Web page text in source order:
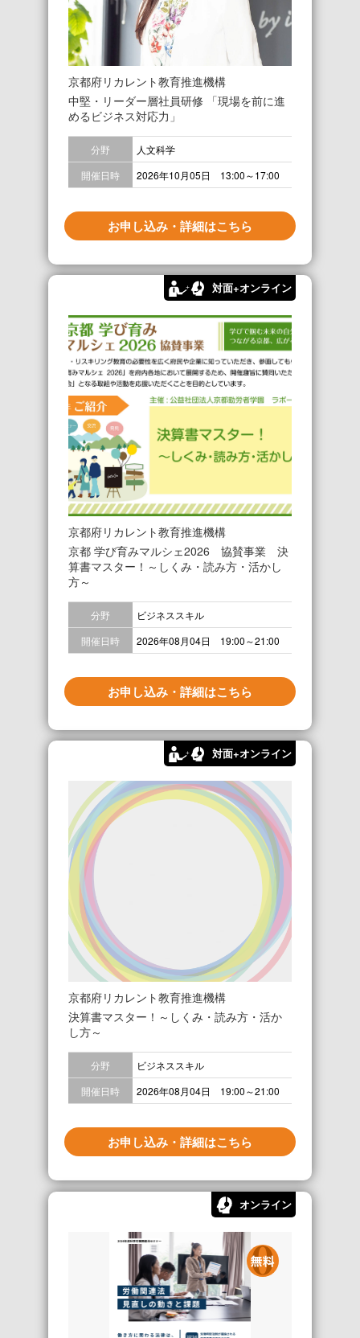
京都府リカレント教育推進機構
中堅・リーダー層社員研修 「現場を前に進
めるビジネス対応力」
分野
人文科学
開催日時
2026年10月05日 13:00～17:00
お申し込み・詳細はこちら
対面+オンライン
京都府リカレント教育推進機構
京都 学び育みマルシェ2026 協賛事業 決
算書マスター！～しくみ・読み方・活かし
方～
分野
ビジネススキル
開催日時
2026年08月04日 19:00～21:00
お申し込み・詳細はこちら
対面+オンライン
京都府リカレント教育推進機構
決算書マスター！～しくみ・読み方・活か
し方～
分野
ビジネススキル
開催日時
2026年08月04日 19:00～21:00
お申し込み・詳細はこちら
オンライン